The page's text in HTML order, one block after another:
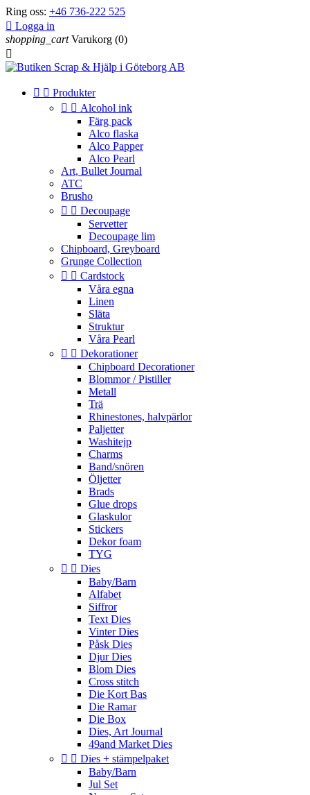
Ring oss: +46 736-222 525
 Logga in
shopping_cart Varukorg (0)

  Produkter
  Alcohol ink
Färg pack
Alco flaska
Alco Papper
Alco Pearl
Art, Bullet Journal
ATC
Brusho
  Decoupage
Servetter
Decoupage lim
Chipboard, Greyboard
Grunge Collection
  Cardstock
Våra egna
Linen
Släta
Struktur
Våra Pearl
  Dekorationer
Chipboard Decorationer
Blommor / Pistiller
Metall
Trä
Rhinestones, halvpärlor
Paljetter
Washitejp
Charms
Band/snören
Öljetter
Brads
Glue drops
Glaskulor
Stickers
Dekor foam
TYG
  Dies
Baby/Barn
Alfabet
Siffror
Text Dies
Vinter Dies
Påsk Dies
Djur Dies
Blom Dies
Cross stitch
Die Kort Bas
Die Ramar
Die Box
Dies, Art Journal
49and Market Dies
  Dies + stämpelpaket
Baby/Barn
Jul Set